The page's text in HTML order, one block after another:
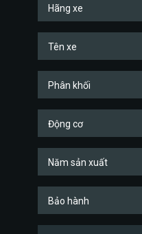
Hãng xe
Tên xe
Phân khối
Động cơ
Năm sản xuất
Bảo hành